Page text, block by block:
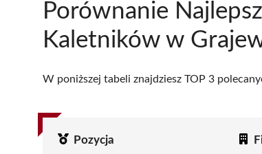
Porównanie
Kaletników w
W poniższej tabeli znajdziesz TOP 3
Pozycja